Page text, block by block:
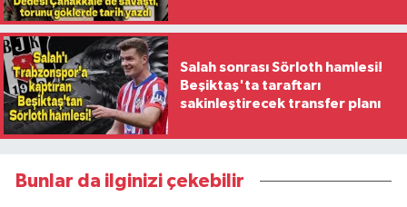
Salah sonrası Sörloth hamlesi!
Beşiktaş'ta taraftarı
sakinleştirecek transfer planı
Bunlar da ilginizi çekebilir